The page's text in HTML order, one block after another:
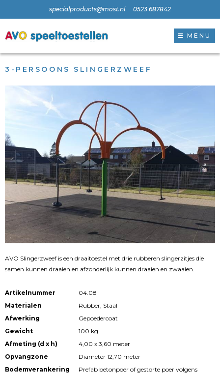
specialproducts@most.nl 0523 687842
MENU
3-PERSOONS SLINGERZWEEF
AVO Slingerzweef is een draaitoestel met drie rubberen slingerzitjes die
samen kunnen draaien en afzonderlijk kunnen draaien en zwaaien.
Artikelnummer
04.08
Materialen
Rubber, Staal
Afwerking
Gepoedercoat
Gewicht
100 kg
Afmeting (d x h)
4,00 x 3,60 meter
Opvangzone
Diameter 12,70 meter
Bodemverankering
Prefab betonpoer of gestorte poer volgens